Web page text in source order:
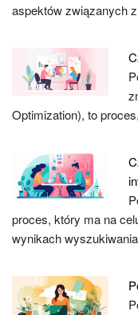
aspektów związanych
Optimization), to
proces, który ma na
wynikach